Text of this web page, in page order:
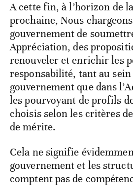
A cette fin, à l’horizon de
prochaine, Nous
gouvernement de
Appréciation, des
renouveler et enrichir les
responsabilité, tant au sein
gouvernement que dans
les pourvoyant de profils
choisis selon les critères
de mérite.
Cela ne signifie
gouvernement et les
comptent pas de